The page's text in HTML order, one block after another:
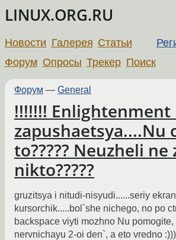
LINUX.ORG.RU
Новости Галерея Статьи
Форум Опросы Трекер Поиск
Форум — General
!!!!!!! Enlightenment
zapushaetsya....Nu
to????? Neuzheli ne
nikto?????
gruzitsya i nitudi-nisyudi......seriy
kursorchik.....bol`she nichego, no po
backspace viyti mozhno Nu pomogite,
nervnichayu 2-oi den`, a eto vredno :)))